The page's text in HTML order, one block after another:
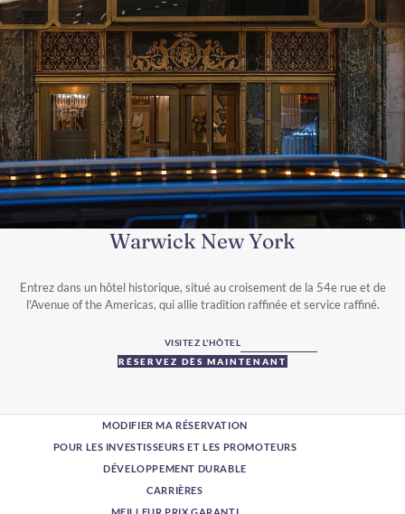
Warwick New York
Entrez dans un hôtel historique, situé au croisement de la 54e rue et de
l'Avenue of the Americas, qui allie tradition raffinée et service raffiné.
VISITEZ L'HÔTEL
RÉSERVEZ DÈS MAINTENANT
MODIFIER MA RÉSERVATION
POUR LES INVESTISSEURS ET LES PROMOTEURS
DÉVELOPPEMENT DURABLE
CARRIÈRES
MEILLEUR PRIX GARANTI